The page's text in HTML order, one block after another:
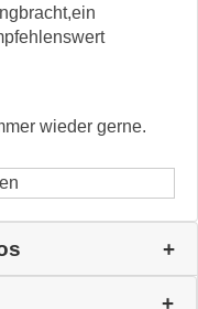
wieder gerne.